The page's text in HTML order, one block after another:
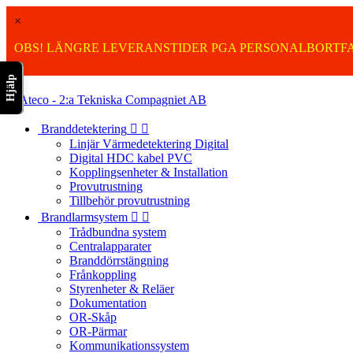
Hjälp
×
OBS! LÄNGRE LEVERANSTIDER PGA

Branddetektering  
Linjär Värmedetektering Digital
Digital HDC kabel PVC
Kopplingsenheter & Installation
Provutrustning
Tillbehör provutrustning
Brandlarmsystem  
Trådbundna system
Centralapparater
Branddörrstängning
Frånkoppling
Styrenheter & Reläer
Dokumentation
OR-Skåp
OR-Pärmar
Kommunikationssystem